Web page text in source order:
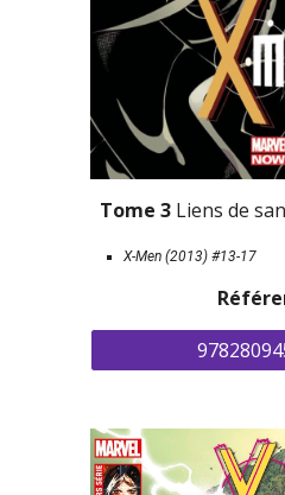
Tome 3 Liens de
X-Men (2013) #13-17